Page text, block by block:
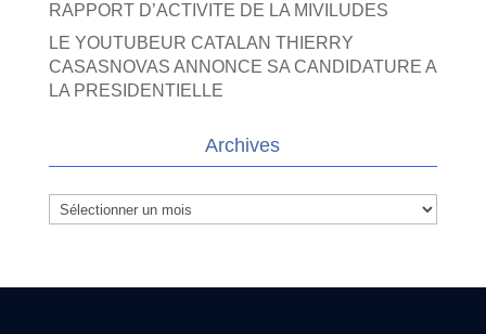
RAPPORT D’ACTIVITE DE LA MIVILUDES
LE YOUTUBEUR CATALAN THIERRY
CASASNOVAS ANNONCE SA CANDIDATURE A
LA PRESIDENTIELLE
Archives
Archives